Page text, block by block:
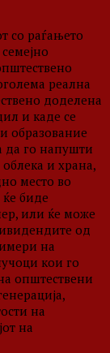
со раѓањето
реална
доделена
и каде се
образование
да го напушти
и храна,
место во
биде
или ќе може
од
на
кои го
општествени
на
на